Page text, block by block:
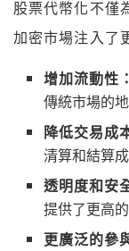
股票代幣化不僅
加密市場注入了
增加流動性
傳統市場的
降低交易成
清算和結算
透明度和安
提供了更高
更廣泛的參